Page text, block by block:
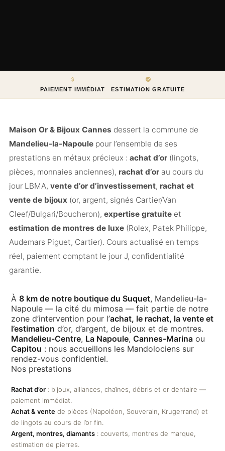
PAIEMENT IMMÉDIAT ESTIMATION GRATUITE
Maison Or & Bijoux Cannes dessert la commune de
Mandelieu-la-Napoule pour l’ensemble de ses
prestations en métaux précieux : achat d’or (lingots,
pièces, monnaies anciennes), rachat d’or au cours du
jour LBMA, vente d’or d’investissement, rachat et
vente de bijoux (or, argent, signés Cartier/Van
Cleef/Bulgari/Boucheron), expertise gratuite et
estimation de montres de luxe (Rolex, Patek Philippe,
Audemars Piguet, Cartier). Cours actualisé en temps
réel, paiement comptant le jour J, confidentialité
garantie.
À 8 km de notre boutique du Suquet, Mandelieu-la-
Napoule — la cité du mimosa — fait partie de notre
zone d’intervention pour l’achat, le rachat, la vente et
l’estimation d’or, d’argent, de bijoux et de montres.
Mandelieu-Centre, La Napoule,Cannes-Marina ou
Capitou : nous accueillons les Mandolociens sur
rendez-vous confidentiel.
Nos prestations
Rachat d’or : bijoux, alliances, chaînes, débris et or dentaire —
paiement immédiat.
Achat & vente de pièces (Napoléon, Souverain, Krugerrand) et
de lingots au cours de l’or fin.
Argent, montres, diamants : couverts, montres de marque,
estimation de pierres.